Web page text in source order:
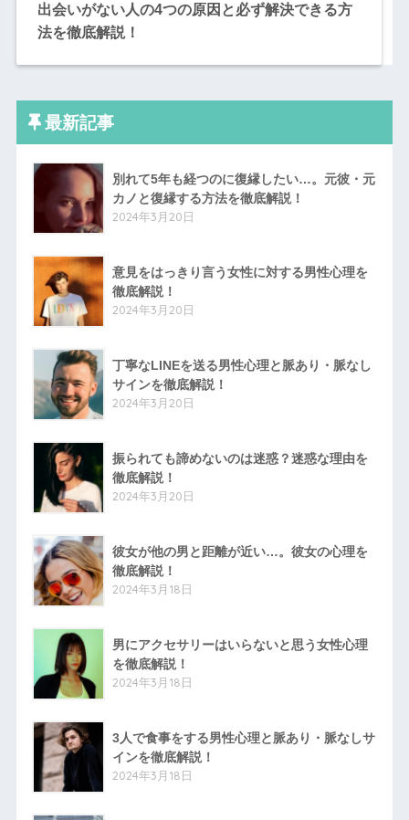
出会いがない人の4つの原因と必ず解決できる方
法を徹底解説！
最新記事
別れて5年も経つのに復縁したい…。元彼・元
カノと復縁する方法を徹底解説！
2024年3月20日
意見をはっきり言う女性に対する男性心理を
徹底解説！
2024年3月20日
丁寧なLINEを送る男性心理と脈あり・脈なし
サインを徹底解説！
2024年3月20日
振られても諦めないのは迷惑？迷惑な理由を
徹底解説！
2024年3月20日
彼女が他の男と距離が近い…。彼女の心理を
徹底解説！
2024年3月18日
男にアクセサリーはいらないと思う女性心理
を徹底解説！
2024年3月18日
3人で食事をする男性心理と脈あり・脈なしサ
インを徹底解説！
2024年3月18日